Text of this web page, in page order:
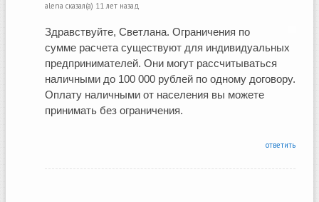
alena сказал(а) 11 лет назад
Здравствуйте, Светлана. Ограничения по
сумме расчета существуют для индивидуальных
предпринимателей. Они могут рассчитываться
наличными до 100 000 рублей по одному договору.
Оплату наличными от населения вы можете
принимать без ограничения.
ответить